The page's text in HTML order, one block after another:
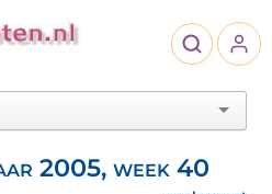
2005, week 40